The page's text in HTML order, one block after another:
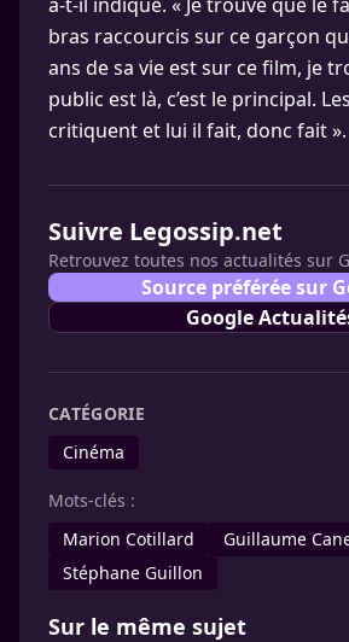
bras raccourcis sur ce garçon
ans de sa vie est sur ce film, je
public est là, c’est le principal.
critiquent et lui il fait, donc fait ».
Suivre Legossip.net
Retrouvez toutes nos actualités sur
Source préférée sur
Google
CATÉGORIE
Cinéma
Mots-clés :
Marion Cotillard
Guillaume
Stéphane Guillon
Sur le même sujet